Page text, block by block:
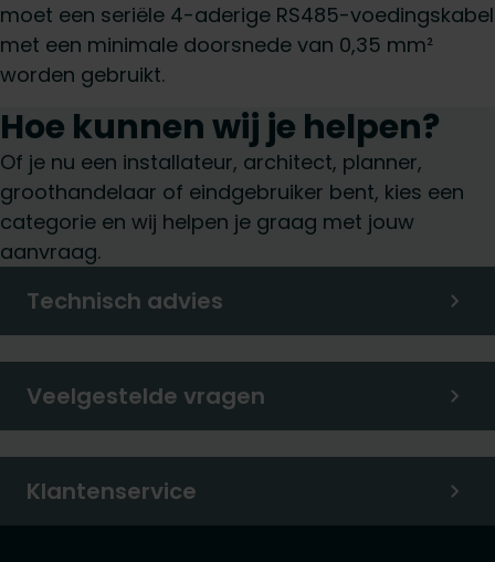
moet een seriële 4-aderige RS485-voedingskabel
met een minimale doorsnede van 0,35 mm²
worden gebruikt.
Hoe kunnen wij je helpen?
Of je nu een installateur, architect, planner,
groothandelaar of eindgebruiker bent, kies een
categorie en wij helpen je graag met jouw
aanvraag.
Technisch advies
Veelgestelde vragen
Klantenservice